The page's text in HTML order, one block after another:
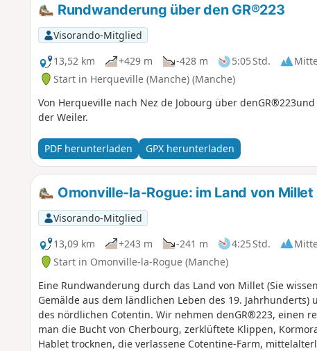
Rundwanderung über den GR®223
Visorando-Mitglied
13,52 km
+429 m -428 m 5:05 Std.
Start in Herqueville (Manche) (Manche)
Von Herqueville nach Nez de Jobourg über
der Weiler.
PDF herunterladen GPX herunterladen
Omonville-la-Rogue: im Land von
Visorando-Mitglied
13,09 km
+243 m -241 m 4:25 Std.
Start in Omonville-la-Rogue (Manche)
Eine Rundwanderung durch das Land von Millet (Sie wissen
Gemälde aus dem ländlichen Leben des 19.
des nördlichen Cotentin. Wir nehmen denGR®223, einen
man die Bucht von Cherbourg, zerklüftete Klippen,
Hablet trocknen, die verlassene Cotentine-Farm,